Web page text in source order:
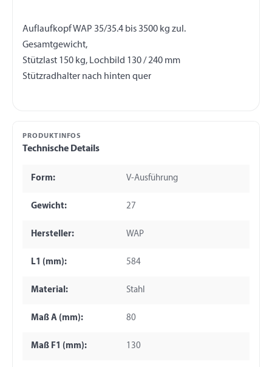
Auflaufkopf WAP 35/35.4 bis 3500 kg zul.
Gesamtgewicht,
Stützlast 150 kg, Lochbild 130 / 240 mm
PRODUKTINFOS
Technische Details
Form: V-Ausführung
Gewicht: 27
Hersteller: WAP
L1 (mm): 584
Material: Stahl
Maß A (mm): 80
Maß F1 (mm): 130